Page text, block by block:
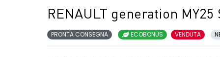
RENAULT generation MY25
PRONTA CONSEGNA ECOBONUS VENDUTA